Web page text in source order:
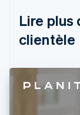
Lire plus
clientèle
Brésil
Português
Bulgarie
English
Chine